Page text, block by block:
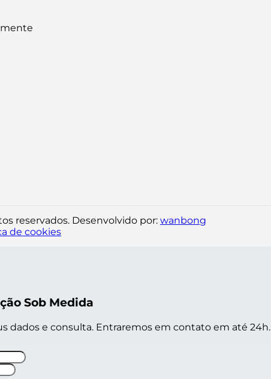
reservados. Desenvolvido por: wanbong
de cookies
Sob Medida
dados e consulta. Entraremos em contato em até 24h.